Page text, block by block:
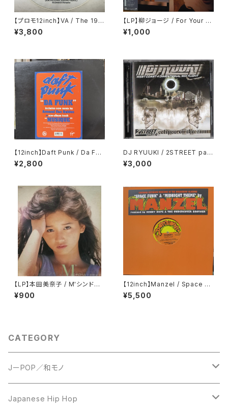
【プロモ12inch】VA / The 199
0 Tommy Boy
¥3,800
【LP】柳ジョージ / For Your L
ove - George Yanagi The
Best Collection
¥1,000
【12inch】Daft Punk / Da Fun
k
¥2,800
DJ RYUUKI / 2STREET part.
4 ecipse of the sun
¥3,000
【LP】本田美奈子 / M'シンドロ
ーム
¥900
【12inch】Manzel / Space Fu
nk / Midnight Theme
¥5,500
CATEGORY
JーPOP／和モノ
LP
Japanese Hip Hop